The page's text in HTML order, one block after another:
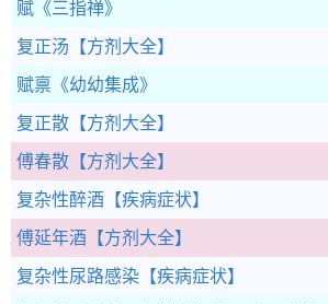
赋 《三指禅》
复正汤 【方剂大全】
赋禀 《幼幼集成》
复正散 【方剂大全】
傅春散 【方剂大全】
复杂性醉酒 【疾病症状】
傅延年酒 【方剂大全】
复杂性尿路感染 【疾病症状】